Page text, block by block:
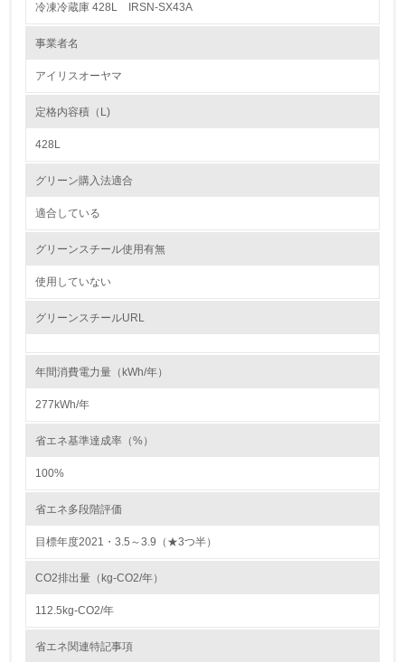
かしている
従業員が環境方針に基づいて自分の業務の中で行うべき環
→ 導入している規格名 ISO14001
第三者認証を取得している
冷凍冷蔵庫 428L IRSN-SX43A
事業者名
アイリスオーヤマ
定格内容積（L)
428L
グリーン購入法適合
適合している
グリーンスチール使用有無
使用していない
グリーンスチールURL
年間消費電力量（kWh/年）
277kWh/年
省エネ基準達成率（%）
100%
省エネ多段階評価
目標年度2021・3.5～3.9（★3つ半）
CO2排出量（kg-CO2/年）
112.5kg-CO2/年
省エネ関連特記事項